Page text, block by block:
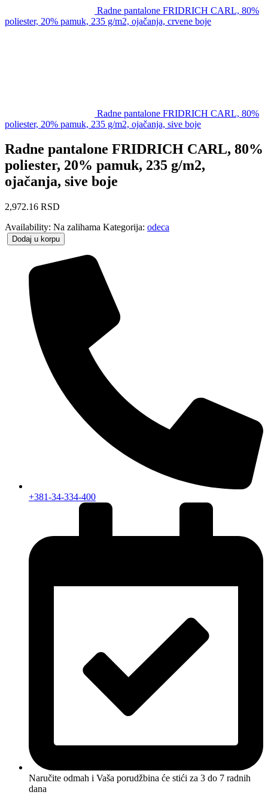
Radne pantalone FRIDRICH CARL, 80%
poliester, 20% pamuk, 235 g/m2, ojačanja, crvene boje
Radne pantalone FRIDRICH CARL, 80%
poliester, 20% pamuk, 235 g/m2, ojačanja, sive boje
Radne pantalone FRIDRICH CARL, 80%
poliester, 20% pamuk, 235 g/m2,
ojačanja, sive boje
2,972.16 RSD
Availability: Na zalihama Kategorija: odeca
Dodaj u korpu
+381-34-334-400
Naručite odmah i Vaša porudžbina će stići za 3 do 7 radnih
dana